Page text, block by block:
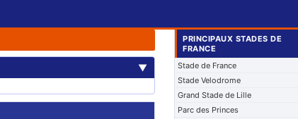
▼
PRINCIPAUX STADES DE
FRANCE
Stade de France
Stade Velodrome
Grand Stade de Lille
Parc des Princes